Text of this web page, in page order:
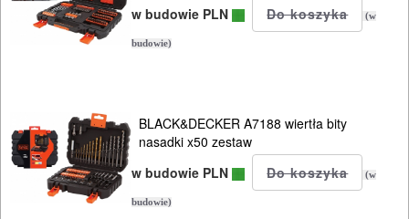
Do
PROXXON
satyniarek
Do
strugów
w budowie PLN
(w
budowie)
BLACK&DECKER A7188 wiertła bity
nasadki x50 zestaw
w budowie PLN
(w
budowie)